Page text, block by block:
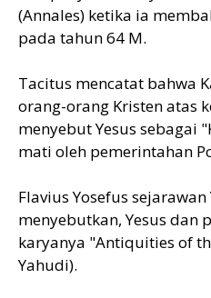
(Annales) ketika ia
pada tahun 64 M.
Tacitus mencatat bahwa
orang-orang Kristen atas
menyebut Yesus sebagai
mati oleh pemerintahan
Flavius Yosefus
menyebutkan, Yesus dan
karyanya "Antiquities of
Yahudi).